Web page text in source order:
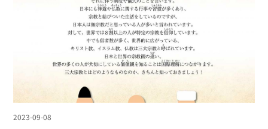
2023-09-08